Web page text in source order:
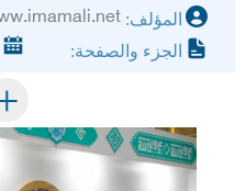
المؤلف:
الجزء والصفحة: